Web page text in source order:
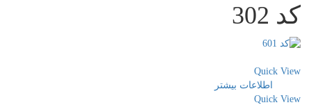
Quick View
اطلاعات بیشتر
Quick View
کد 302